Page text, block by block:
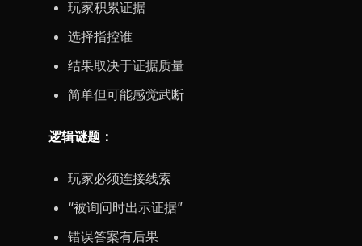
玩家积累证据
选择指控谁
结果取决于证据质量
简单但可能感觉武断
逻辑谜题：
玩家必须连接线索
“被询问时出示证据”
错误答案有后果